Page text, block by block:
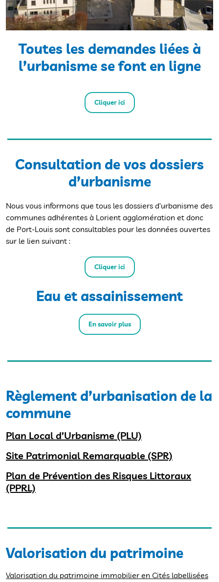
Toutes les demandes liées à
l’urbanisme se font en ligne
Cliquer ici
Consultation de vos dossiers
d’urbanisme
Nous vous informons que tous les dossiers d’urbanisme des
communes adhérentes à Lorient agglomération et donc
de Port-Louis sont consultables pour les données ouvertes
sur le lien suivant :
Cliquer ici
Eau et assainissement
En savoir plus
Règlement d’urbanisation de la
commune
Plan Local d’Urbanisme (PLU)
Site Patrimonial Remarquable (SPR)
Plan de Prévention des Risques Littoraux
(PPRL)
Valorisation du patrimoine
Valorisation du patrimoine immobilier en Cités labellisées